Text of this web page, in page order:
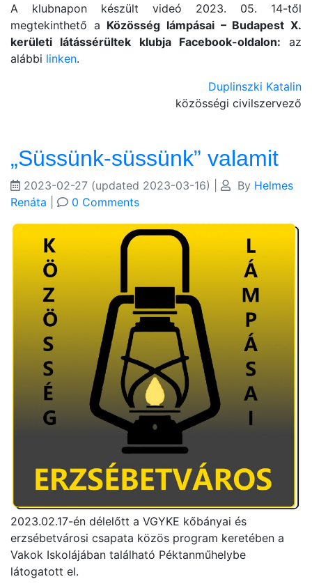
A klubnapon készült videó 2023. 05. 14-től
megtekinthető a Közösség lámpásai – Budapest X.
kerületi látássérültek klubja Facebook-oldalon: az
alábbi linken.
Duplinszki Katalin
közösségi civilszervező
„Süssünk-süssünk” valamit
2023-02-27 (updated 2023-03-16) By Helmes
Renáta
0 Comments
2023.02.17-én délelőtt a VGYKE kőbányai és
erzsébetvárosi csapata közös program keretében a
Vakok Iskolájában található Péktanműhelybe
látogatott el.